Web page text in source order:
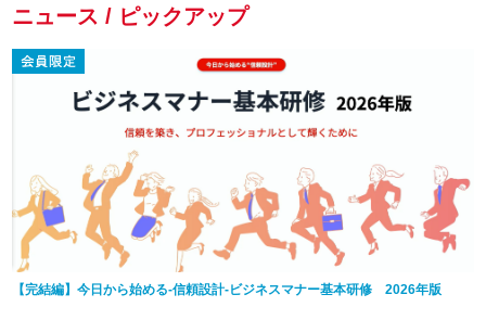
ニュース / ピックアップ
【完結編】今日から始める-信頼設計-ビジネスマナー基本研修 2026年版